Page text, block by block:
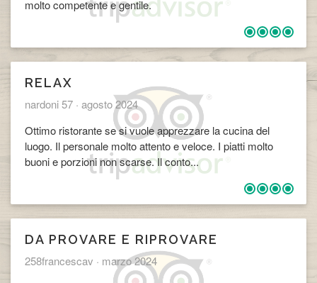
molto competente e gentile.
RELAX
nardoni 57 · agosto 2024
Ottimo ristorante se si vuole apprezzare la cucina del
luogo. Il personale molto attento e veloce. I piatti molto
buoni e porzioni non scarse. Il conto...
DA PROVARE E RIPROVARE
​258francescav · marzo 2024